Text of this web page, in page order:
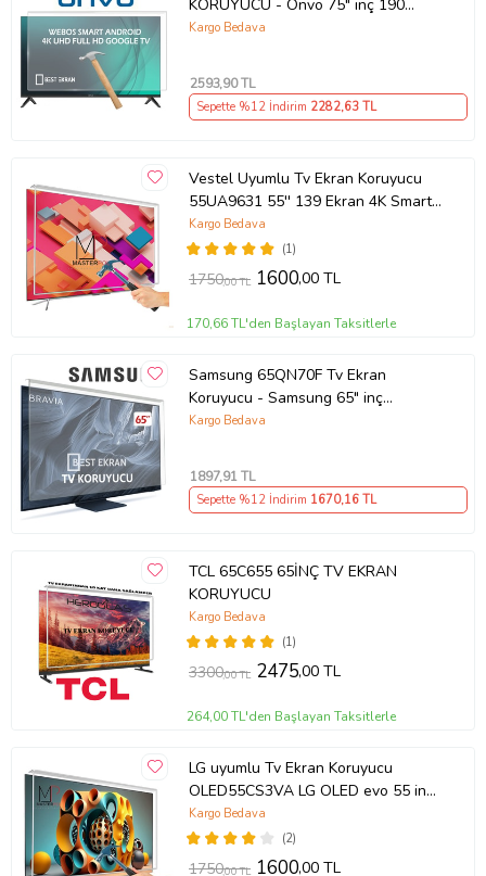
KORUYUCU - Onvo 75" inç 190
Ekran QLED Şeffaf Koruma paneli
Kargo Bedava
2593,90 TL
Sepette %12 İndirim 2282,63 TL
Vestel Uyumlu Tv Ekran Koruyucu
55UA9631 55'' 139 Ekran 4K Smart
Android TV
(1)
Kargo Bedava
1750,00 TL 1600,00 TL
170,66 TL'den Başlayan Taksitlerle
Samsung 65QN70F Tv Ekran
Koruyucu - Samsung 65" inç
KIRILMAZ QLED KORUYUCU
Kargo Bedava
1897,91 TL
Sepette %12 İndirim 1670,16 TL
TCL 65C655 65İNÇ TV EKRAN
KORUYUCU
(1)
Kargo Bedava
3300,00 TL 2475,00 TL
264,00 TL'den Başlayan Taksitlerle
LG uyumlu Tv Ekran Koruyucu
OLED55CS3VA LG OLED evo 55 inç
inc CS3 Serisi 4K Smart TV
(2)
Kargo Bedava
1750,00 TL 1600,00 TL